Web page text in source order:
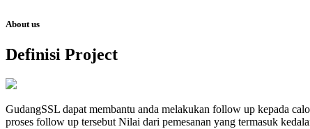
About us
Definisi Project
GudangSSL dapat membantu anda melakukan follow up kepada
proses follow up tersebut Nilai dari pemesanan yang termasuk